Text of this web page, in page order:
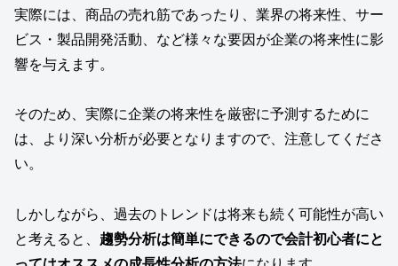
実際には、商品の売れ筋であったり、業界の将来性、サー
ビス・製品開発活動、など様々な要因が企業の将来性に影
響を与えます。
そのため、実際に企業の将来性を厳密に予測するために
は、より深い分析が必要となりますので、注意してくださ
い。
しかしながら、過去のトレンドは将来も続く可能性が高い
と考えると、 趨勢分析は簡単にできるので会計初心者にと